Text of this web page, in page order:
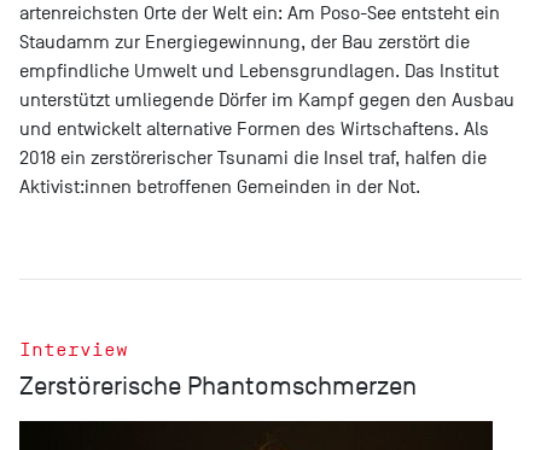
artenreichsten Orte der Welt ein: Am Poso-See entsteht ein
Staudamm zur Energiegewinnung, der Bau zerstört die
empfindliche Umwelt und Lebensgrundlagen. Das Institut
unterstützt umliegende Dörfer im Kampf gegen den Ausbau
und entwickelt alternative Formen des Wirtschaftens. Als
2018 ein zerstörerischer Tsunami die Insel traf, halfen die
Aktivist:innen betroffenen Gemeinden in der Not.
Interview
Zerstörerische Phantomschmerzen